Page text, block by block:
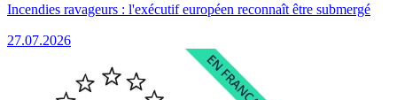
Incendies ravageurs : l'exécutif européen reconnaît être submergé
27.07.2026